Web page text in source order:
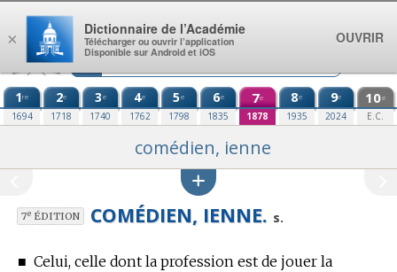
Aller au contenu
1re
1694
2e
1718
3e
1740
4e
1762
5e
1798
6e
1835
7e
1878
8e
1935
9e
2024
10e
E.C.
comédien, ienne
7eÉDITION COMÉDIEN, IENNE. s.
■ Celui, celle dont la profession est de jouer la
×
Dictionnaire de l’Académie
Télécharger ou ouvrir l’application
Disponible sur Android et iOS
OUVRIR